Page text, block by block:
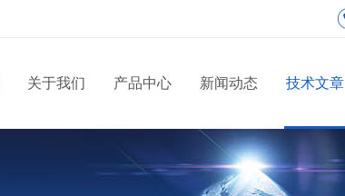
关于我们 产品中心 新闻动态 技术文章